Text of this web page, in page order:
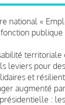
national «
publique
territoriale
leviers pour
et
augmenté
: